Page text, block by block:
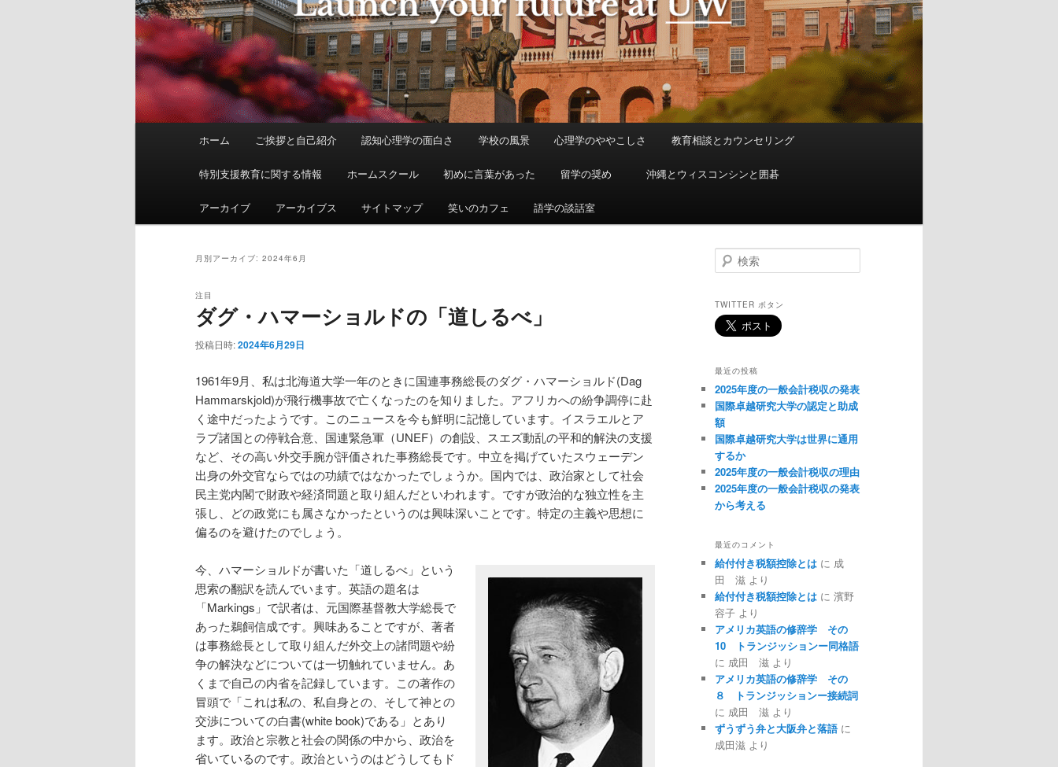
ュ
ホーム ご挨拶と自己紹介 認知心理学の面白さ 学校の風景 心理学のややこしさ 教育相談とカウンセリング
特別支援教育に関する情報 ホームスクール 初めに言葉があった 留学の奨め 沖縄とウィスコンシンと囲碁
アーカイブ アーカイブス サイトマップ 笑いのカフェ 語学の談話室
月別アーカイブ: 2024年6月
ダグ・ハマーショルドの「道しるべ」
注目
投稿日時:2024年6月29日
1961年9月、私は北海道大学一年のときに国連事務総長のダグ・ハマーショルド(Dag
Hammarskjold)が飛行機事故で亡くなったのを知りました。アフリカへの紛争調停に赴
く途中だったようです。このニュースを今も鮮明に記憶しています。イスラエルとア
ラブ諸国との停戦合意、国連緊急軍（UNEF）の創設、スエズ動乱の平和的解決の支援
など、その高い外交手腕が評価された事務総長です。中立を掲げていたスウェーデン
出身の外交官ならではの功績ではなかったでしょうか。国内では、政治家として社会
民主党内閣で財政や経済問題と取り組んだといわれます。ですが政治的な独立性を主
張し、どの政党にも属さなかったというのは興味深いことです。特定の主義や思想に
偏るのを避けたのでしょう。
今、ハマーショルドが書いた「道しるべ」という
思索の翻訳を読んでいます。英語の題名は
「Markings」で訳者は、元国際基督教大学総長で
あった鵜飼信成です。興味あることですが、著者
は事務総長として取り組んだ外交上の諸問題や紛
争の解決などについては一切触れていません。あ
くまで自己の内省を記録しています。この著作の
冒頭で「これは私の、私自身との、そして神との
交渉についての白書(white book)である」とあり
ます。政治と宗教と社会の関係の中から、政治を
省いているのです。政治というのはどうしてもド
検
索
TWITTER ボタン
最近の投稿
2025年度の一般会計税収の発表
国際卓越研究大学の認定と助成
額
国際卓越研究大学は世界に通用
するか
2025年度の一般会計税収の理由
2025年度の一般会計税収の発表
から考える
最近のコメント
給付付き税額控除とは に 成
田 滋 より
給付付き税額控除とは に 濱野
容子 より
アメリカ英語の修辞学 その
10 トランジッションー同格語
に 成田 滋 より
アメリカ英語の修辞学 その
８ トランジッションー接続詞
に 成田 滋 より
ずうずう弁と大阪弁と落語に
成田滋 より